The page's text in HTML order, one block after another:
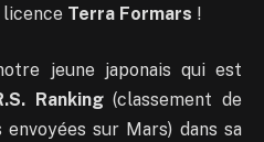
licence Terra Formars !
jeune japonais qui est
Ranking(classement de
sur Mars) dans sa